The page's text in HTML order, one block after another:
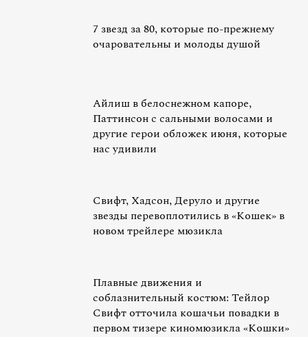
7 звезд за 80, которые по-прежнему
очаровательны и молоды душой
Айлиш в белоснежном капоре,
Паттинсон с сальными волосами и
другие герои обложек июня, которые
нас удивили
Свифт, Хадсон, Деруло и другие
звезды перевоплотились в «Кошек» в
новом трейлере мюзикла
Плавные движения и
соблазнительный костюм: Тейлор
Свифт отточила кошачьи повадки в
первом тизере киномюзикла «Кошки»